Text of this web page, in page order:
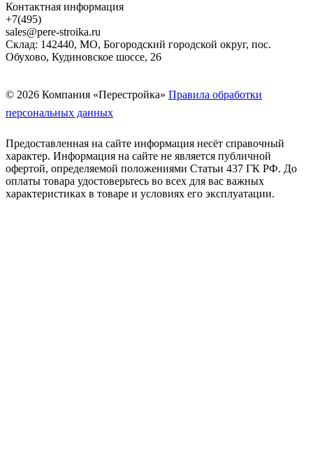
Контактная информация
+7(495)
sales@pere-stroika.ru
Склад: 142440, МО, Богородский городской округ, пос.
Обухово, Кудиновское шоссе, 26
© 2026 Компания «Перестройка» Правила обработки
персональных данных
Предоставленная на сайте информация несёт справочный
характер. Информация на сайте не является публичной
офертой, определяемой положениями Статьи 437 ГК РФ. До
оплаты товара удостоверьтесь во всех для вас важных
характеристиках в товаре и условиях его эксплуатации.